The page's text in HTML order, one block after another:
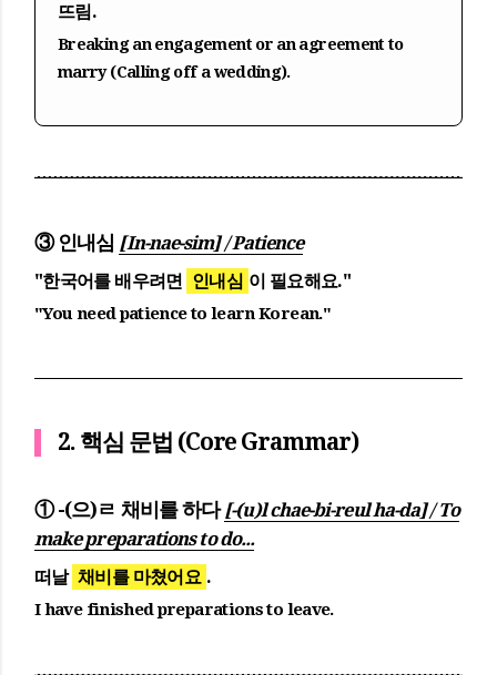
뜨림.
Breaking an engagement or an agreement to
marry (Calling off a wedding).
③ 인내심 [In-nae-sim] / Patience
"한국어를 배우려면 인내심 이 필요해요."
"You need patience to learn Korean."
2. 핵심 문법 (Core Grammar)
① -(으)ㄹ 채비를 하다[-(u)l chae-bi-reul ha-da] / To
make preparations to do...
떠날 채비를 마쳤어요 .
I have finished preparations to leave.